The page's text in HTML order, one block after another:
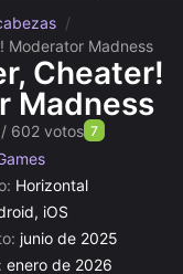
/
Moderator Madness
Cheater!
Madness
/ 602 votos 7
Horizontal
iOS
junio de 2025
enero de 2026